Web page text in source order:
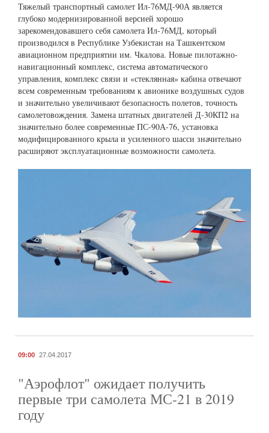
Тяжелый транспортный самолет Ил-76МД-90А является
глубоко модернизированной версией хорошо
зарекомендовавшего себя самолета Ил-76МД, который
производился в Республике Узбекистан на Ташкентском
авиационном предприятии им. Чкалова. Новые пилотажно-
навигационный комплекс, система автоматического
управления, комплекс связи и «стеклянная» кабина отвечают
всем современным требованиям к авионике воздушных судов
и значительно увеличивают безопасность полетов, точность
самолетовождения. Замена штатных двигателей Д-30КП2 на
значительно более современные ПС-90А-76, установка
модифицированного крыла и усиленного шасси значительно
расширяют эксплуатационные возможности самолета.
09:00 27.04.2017
"Аэрофлот" ожидает получить
первые три самолета МС-21 в 2019
году